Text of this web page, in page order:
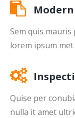
Sem quis
lorem ipsum
Quise per
nulla it amet